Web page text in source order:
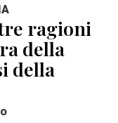
ragioni
della
della